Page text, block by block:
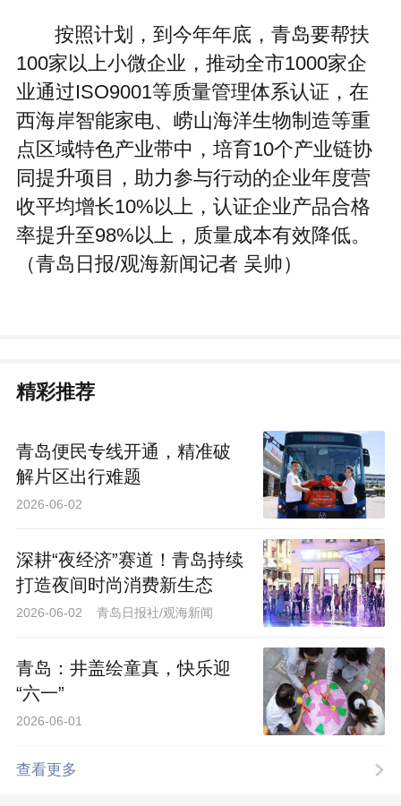
按照计划，到今年年底，青岛要帮扶
100家以上小微企业，推动全市1000家企
业通过ISO9001等质量管理体系认证，在
西海岸智能家电、崂山海洋生物制造等重
点区域特色产业带中，培育10个产业链协
同提升项目，助力参与行动的企业年度营
收平均增长10%以上，认证企业产品合格
率提升至98%以上，质量成本有效降低。
（青岛日报/观海新闻记者 吴帅）
精彩推荐
青岛便民专线开通，精准破
解片区出行难题
2026-06-02
深耕“夜经济”赛道！青岛持续
打造夜间时尚消费新生态
2026-06-02 青岛日报社/观海新闻
青岛：井盖绘童真，快乐迎
“六一”
2026-06-01
查看更多